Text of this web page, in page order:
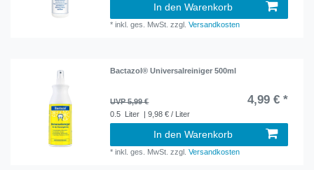
In den Warenkorb
*inkl. ges. MwSt. zzgl.Versandkosten
Bactazol® Universalreiniger 500ml
UVP 5,99 € 4,99 € *
0.5 Liter | 9,98 € / Liter
In den Warenkorb
*inkl. ges. MwSt. zzgl.Versandkosten